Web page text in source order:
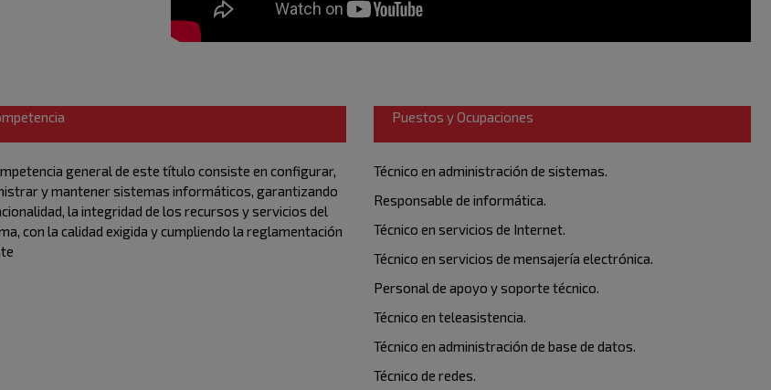
general de este título consiste en configurar,
y mantener sistemas informáticos, garantizando
la integridad de los recursos y servicios del
con la calidad exigida y cumpliendo la reglamentación
Puestos y Ocupaciones
Técnico en administración de sistemas.
Responsable de informática.
Técnico en servicios de Internet.
Técnico en servicios de mensajería electrónica.
Personal de apoyo y soporte técnico.
Técnico en teleasistencia.
Técnico en administración de base de datos.
Técnico de redes.